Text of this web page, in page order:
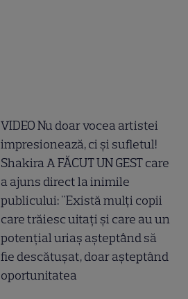
VIDEO Nu doar vocea artistei
impresionează, ci și sufletul!
Shakira A FĂCUT UN GEST care
a ajuns direct la inimile
publicului: "Există mulți copii
care trăiesc uitați și care au un
potențial uriaș așteptând să
fie descătușat, doar așteptând
oportunitatea